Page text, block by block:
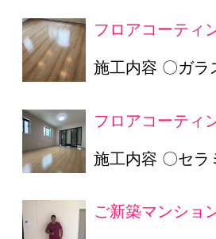
フロアコーティ
施工内容 〇ガラ
フロアコーティ
施工内容 〇セラ
ご新築マンシ